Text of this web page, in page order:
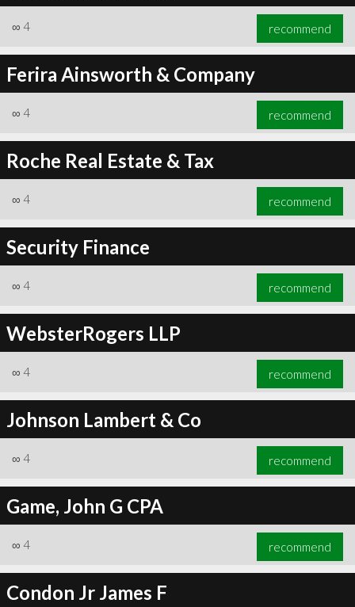
∞ 4 recommend
Ferira Ainsworth & Company
∞ 4 recommend
Roche Real Estate & Tax
∞ 4 recommend
Security Finance
∞ 4 recommend
WebsterRogers LLP
∞ 4 recommend
Johnson Lambert & Co
∞ 4 recommend
Game, John G CPA
∞ 4 recommend
Condon Jr James F